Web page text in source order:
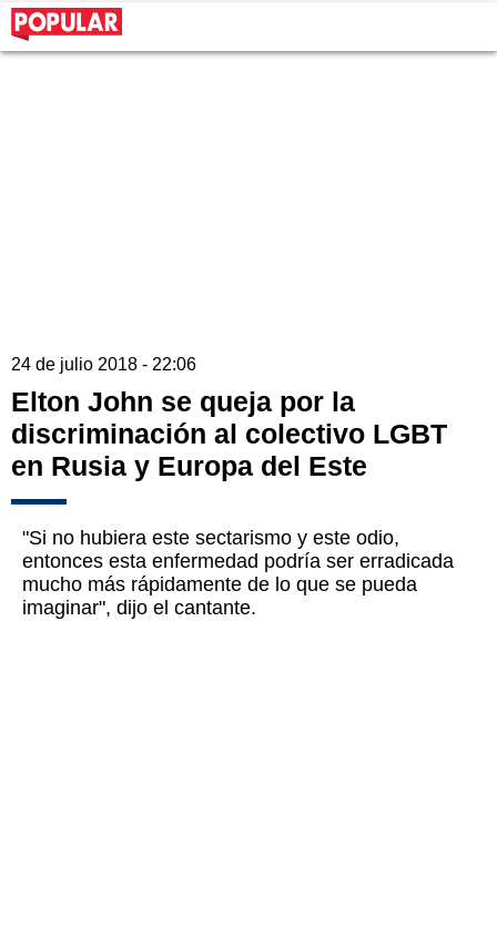
24 de julio 2018 - 22:06
Elton John se queja por la
discriminación al colectivo LGBT
en Rusia y Europa del Este
"Si no hubiera este sectarismo y este odio,
entonces esta enfermedad podría ser erradicada
mucho más rápidamente de lo que se pueda
imaginar", dijo el cantante.